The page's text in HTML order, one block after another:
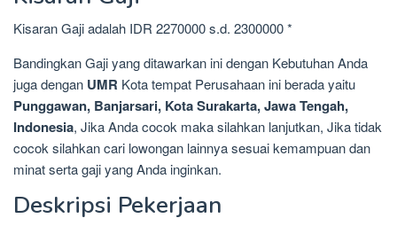
Kisaran Gaji adalah IDR 2270000 s.d. 2300000 *
Bandingkan Gaji yang ditawarkan ini dengan Kebutuhan Anda
juga dengan UMR Kota tempat Perusahaan ini berada yaitu
Punggawan, Banjarsari, Kota Surakarta, Jawa Tengah,
Indonesia, Jika Anda cocok maka silahkan lanjutkan, Jika tidak
cocok silahkan cari lowongan lainnya sesuai kemampuan dan
minat serta gaji yang Anda inginkan.
Deskripsi Pekerjaan